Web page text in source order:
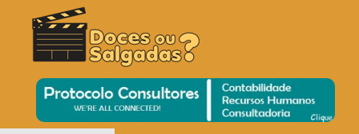
DOCES OU SALGADAS?
O Cinema? Uma Paixão!!